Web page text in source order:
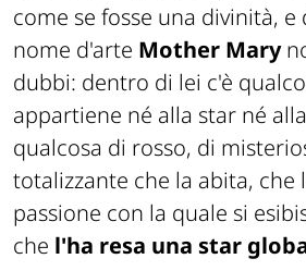
come se fosse una divinità,
nome d'arte Mother Mary
dubbi: dentro di lei c'è
appartiene né alla star né
qualcosa di rosso, di
totalizzante che la abita, che
passione con la quale si
che l'ha resa una star